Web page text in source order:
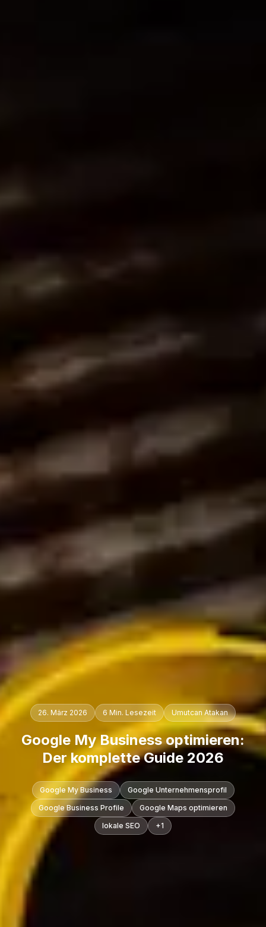
26. März 2026 6 Min. Lesezeit Umutcan Atakan
Google My Business optimieren:
Der komplette Guide 2026
Google My Business
Google Unternehmensprofil
Google Business Profile
Google Maps optimieren
lokale SEO
+1